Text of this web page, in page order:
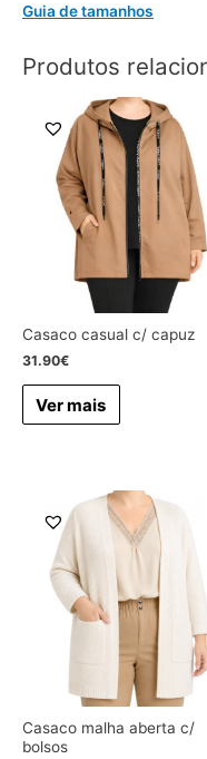
Guia de tamanhos
Produtos
Casaco casual c/ capuz
31.90€
Ver mais
Casaco malha aberta c/
bolsos